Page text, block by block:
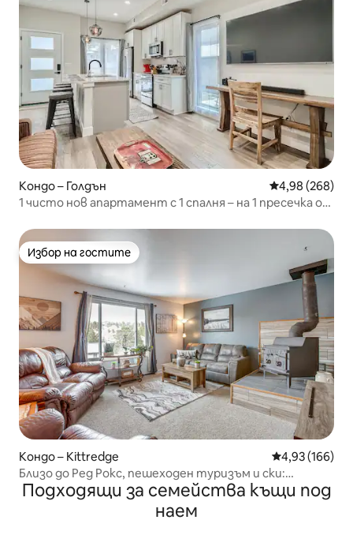
Кондо – Голдън Средна
4,98 (268)
1 чисто нов апартамент с 1 спалня – на 1 пресечка от
Избор на гостите
Избор на гостите
Кондо – Kittredge Средна
4,93 (166)
Близо до Ред Рокс, пешеходен туризъм и ски:
апартамент в Китредж!
Подходящи за семейства къщи под
наем